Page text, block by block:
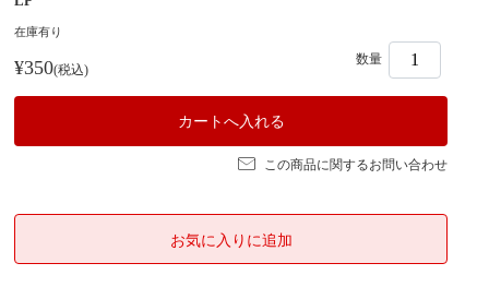
在庫有り
¥350(税込)
数量
この商品に関するお問い合わせ